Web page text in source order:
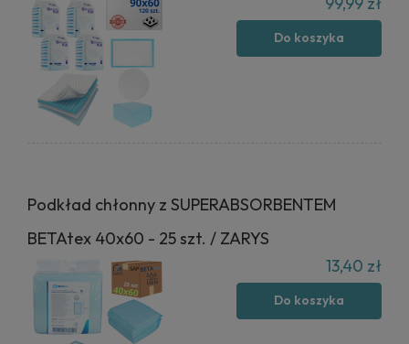
Do koszyka
Podkład chłonny z SUPERABSORBENTEM
BETAtex 40x60 - 25 szt. / ZARYS
13,40 zł
Do koszyka